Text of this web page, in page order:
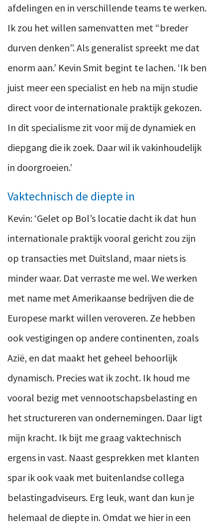
afdelingen en in verschillende teams te werken.
Ik zou het willen samenvatten met “breder
durven denken”. Als generalist spreekt me dat
enorm aan.’ Kevin Smit begint te lachen. ‘Ik ben
juist meer een specialist en heb na mijn studie
direct voor de internationale praktijk gekozen.
In dit specialisme zit voor mij de dynamiek en
diepgang die ik zoek. Daar wil ik vakinhoudelijk
in doorgroeien.’
Vaktechnisch de diepte in
Kevin: ‘Gelet op Bol’s locatie dacht ik dat hun
internationale praktijk vooral gericht zou zijn
op transacties met Duitsland, maar niets is
minder waar. Dat verraste me wel. We werken
met name met Amerikaanse bedrijven die de
Europese markt willen veroveren. Ze hebben
ook vestigingen op andere continenten, zoals
Azië, en dat maakt het geheel behoorlijk
dynamisch. Precies wat ik zocht. Ik houd me
vooral bezig met vennootschapsbelasting en
het structureren van ondernemingen. Daar ligt
mijn kracht. Ik bijt me graag vaktechnisch
ergens in vast. Naast gesprekken met klanten
spar ik ook vaak met buitenlandse collega
belastingadviseurs. Erg leuk, want dan kun je
helemaal de diepte in. Omdat we hier in een